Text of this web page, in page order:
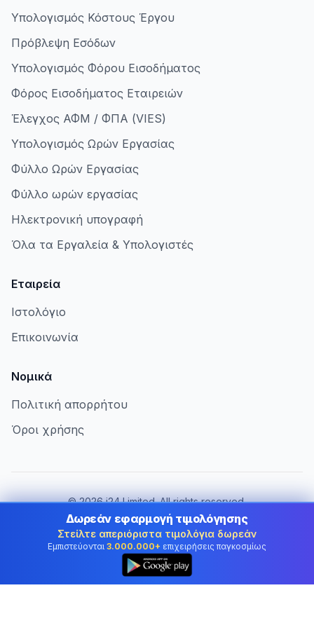
Υπολογισμός Κόστους Έργου
Πρόβλεψη Εσόδων
Υπολογισμός Φόρου Εισοδήματος
Φόρος Εισοδήματος Εταιρειών
Έλεγχος ΑΦΜ / ΦΠΑ (VIES)
Υπολογισμός Ωρών Εργασίας
Φύλλο Ωρών Εργασίας
Φύλλο ωρών εργασίας
Ηλεκτρονική υπογραφή
Όλα τα Εργαλεία & Υπολογιστές
Εταιρεία
Ιστολόγιο
Επικοινωνία
Νομικά
Πολιτική απορρήτου
Όροι χρήσης
©2026i24 Limited. All rights reserved.
Εξυπηρετώντας επιχειρήσεις στην Cyprus
Αλλαγή χώρας:
Cyprus
Δωρεάν εφαρμογή τιμολόγησης
Στείλτε απεριόριστα τιμολόγια δωρεάν
Εμπιστεύονται 3.000.000+ επιχειρήσεις παγκοσμίως